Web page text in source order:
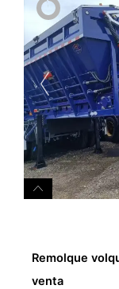
Remolque
venta